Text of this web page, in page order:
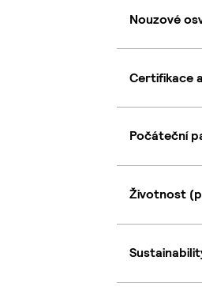
Nouzové
Certifikace
Počáteční
Životnost